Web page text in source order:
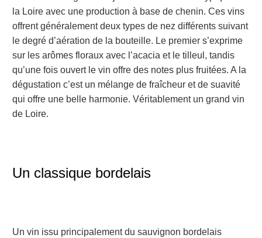
la Loire avec une production à base de chenin. Ces vins
offrent généralement deux types de nez différents suivant
le degré d’aération de la bouteille. Le premier s’exprime
sur les arômes floraux avec l’acacia et le tilleul, tandis
qu’une fois ouvert le vin offre des notes plus fruitées. A la
dégustation c’est un mélange de fraîcheur et de suavité
qui offre une belle harmonie. Véritablement un grand vin
de Loire.
Un classique bordelais
Un vin issu principalement du sauvignon bordelais